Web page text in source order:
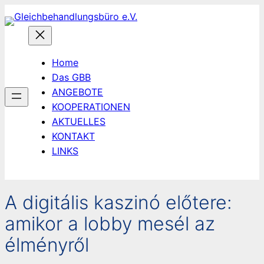
Zum
Inhalt
springen
Home
Das GBB
ANGEBOTE
KOOPERATIONEN
AKTUELLES
KONTAKT
LINKS
A digitális kaszinó előtere:
amikor a lobby mesél az
élményről